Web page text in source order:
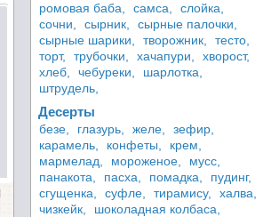
ромовая баба,
самса,
слойка,
сочни,
сырник,
сырные палочки,
сырные шарики,
творожник,
тесто,
торт,
трубочки, хачапури,
хворост,
хлеб,
чебуреки,
шарлотка,
штрудель,
Десерты
безе, глазурь, желе,
зефир,
карамель,
конфеты,
крем,
мармелад,
мороженое,
мусс,
панакота,
пасха, помадка,
пудинг,
сгущенка,
суфле, тирамису,
халва,
чизкейк,
шоколадная колбаса,